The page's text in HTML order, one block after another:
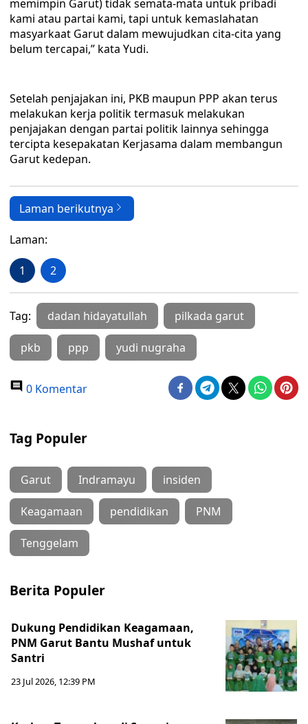
memimpin Garut) tidak semata-mata untuk pribadi
kami atau partai kami, tapi untuk kemaslahatan
masyarkaat Garut dalam mewujudkan cita-cita yang
belum tercapai,” kata Yudi.
Setelah penjajakan ini, PKB maupun PPP akan terus
melakukan kerja politik termasuk melakukan
penjajakan dengan partai politik lainnya sehingga
tercipta kesepakatan Kerjasama dalam membangun
Garut kedepan.
Laman berikutnya
Laman:
1 2
Tag: dadan hidayatullah pilkada garut
pkb ppp yudi nugraha
0 Komentar
Tag Populer
Garut Indramayu insiden
Keagamaan pendidikan PNM
Tenggelam
Berita Populer
Dukung Pendidikan Keagamaan,
PNM Garut Bantu Mushaf untuk
Santri
23 Jul 2026, 12:39 PM